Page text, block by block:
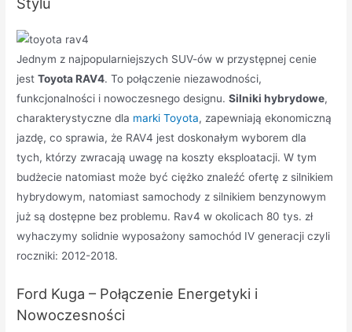
Jednym z najpopularniejszych SUV-ów w przystępnej cenie
jestToyota RAV4. To połączenie niezawodności,
funkcjonalności i nowoczesnego designu.Silniki hybrydowe,
charakterystyczne dla marki Toyota, zapewniają ekonomiczną
jazdę, co sprawia, że RAV4 jest doskonałym wyborem dla
tych, którzy zwracają uwagę na koszty eksploatacji. W tym
budżecie natomiast może być ciężko znaleźć ofertę z silnikiem
hybrydowym, natomiast samochody z silnikiem benzynowym
już są dostępne bez problemu. Rav4 w okolicach 80 tys. zł
wyhaczymy solidnie wyposażony samochód IV generacji czyli
roczniki: 2012-2018.
Ford Kuga – Połączenie Energetyki i
Nowoczesności